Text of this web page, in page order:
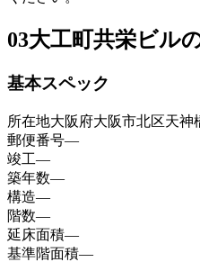
03大工町共栄ビル
基本スペック
所在地大阪府大阪市北区天神
郵便番号—
竣工—
築年数—
構造—
階数—
延床面積—
基準階面積—